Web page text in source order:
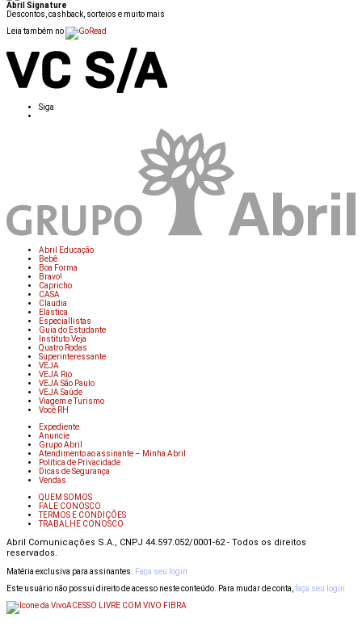
Abril Signature
Descontos, cashback, sorteios e muito mais
Leia também no
Siga
Abril Educação
Bebê
Boa Forma
Bravo!
Capricho
CASA
Claudia
Elástica
Especiallistas
Guia do Estudante
Instituto Veja
Quatro Rodas
Superinteressante
VEJA
VEJA Rio
VEJA São Paulo
VEJA Saúde
Viagem e Turismo
Você RH
Expediente
Anuncie
Grupo Abril
Atendimento ao assinante – Minha Abril
Política de Privacidade
Dicas de Segurança
Vendas
QUEM SOMOS
FALE CONOSCO
TERMOS E CONDIÇÕES
TRABALHE CONOSCO
Abril Comunicações S.A., CNPJ 44.597.052/0001-62 - Todos os direitos
reservados.
Matéria exclusiva para assinantes.
Faça seu login
Este usuário não possui direito de acesso neste conteúdo. Para mudar de conta, faça seu login
ACESSO LIVRE COM VIVO FIBRA